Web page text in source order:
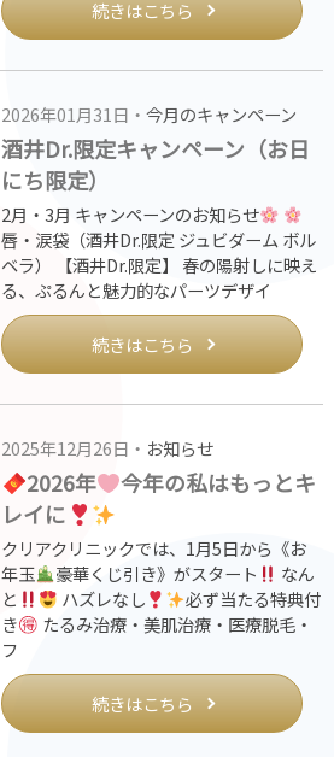
続きはこちら
2026年01月31日・今月のキャンペーン
酒井Dr.限定キャンペーン（お日
にち限定）
2月・3月 キャンペーンのお知らせ
唇・涙袋（酒井Dr.限定 ジュビダーム ボル
ベラ） 【酒井Dr.限定】 春の陽射しに映え
る、ぷるんと魅力的なパーツデザイ
続きはこちら
2025年12月26日・ お知らせ
2026年
今年の私はもっとキ
レイに
クリアクリニックでは、1月5日から《お
年玉
豪華くじ引き》がスタート
なん
と
ハズレなし
必ず当たる特典付
き
たるみ治療・美肌治療・医療脱毛・
フ
続きはこちら